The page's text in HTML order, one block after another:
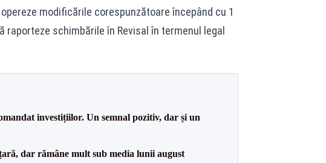
modificările corespunzătoare începând cu 1
raporteze schimbările în Revisal în termenul legal
investițiilor. Un semnal pozitiv, dar și un
dar rămâne mult sub media lunii august